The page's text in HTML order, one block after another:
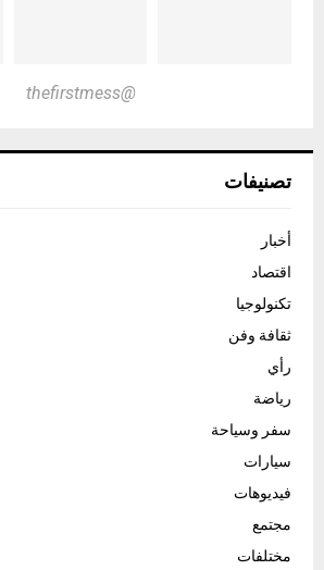
@thefirstmess
تصنيفات
أخبار
اقتصاد
تكنولوجيا
ثقافة وفن
رأي
رياضة
سفر وسياحة
سيارات
فيديوهات
مجتمع
مختلفات